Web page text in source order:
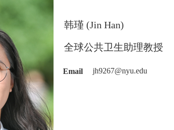
韩瑾 (Jin Han)
全球公共卫生助理教授
Email jh9267@nyu.edu